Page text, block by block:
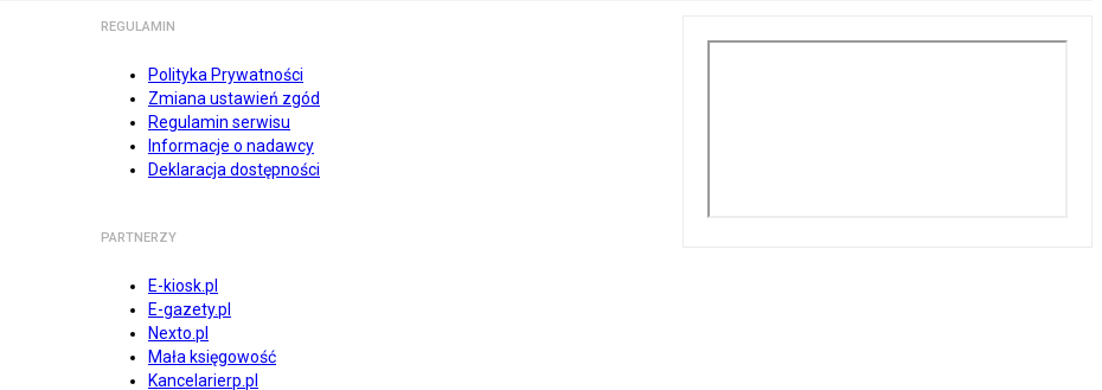
REGULAMIN
Polityka Prywatności
Zmiana ustawień zgód
Regulamin serwisu
Informacje o nadawcy
Deklaracja dostępności
PARTNERZY
E-kiosk.pl
E-gazety.pl
Nexto.pl
Mała księgowość
Kancelarierp.pl